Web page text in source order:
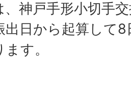
、神戸手形小切手
出日から起算して
す。